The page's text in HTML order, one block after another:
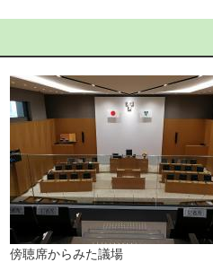
傍聴席からみた議場